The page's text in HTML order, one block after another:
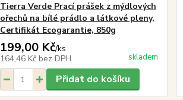
Tierra Verde Prací prášek z mýdlových
ořechů na bílé prádlo a látkové pleny,
Certifikát Ecogarantie, 850g
199,00 Kč/ks
164,46 Kč bez DPH skladem
Přidat do košíku